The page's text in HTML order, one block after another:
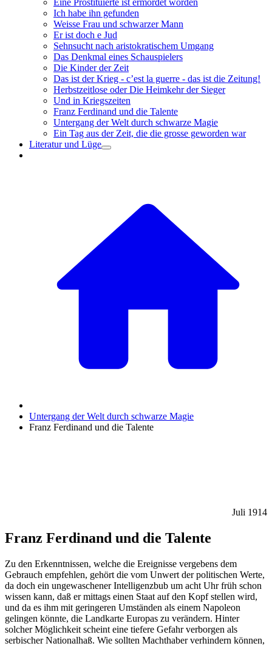
Eine Prostituierte ist ermordet worden
Ich habe ihn gefunden
Weisse Frau und schwarzer Mann
Er ist doch e Jud
Sehnsucht nach aristokratischem Umgang
Das Denkmal eines Schauspielers
Die Kinder der Zeit
Das ist der Krieg - c’est la guerre - das ist die Zeitung!
Herbstzeitlose oder Die Heimkehr der Sieger
Und in Kriegszeiten
Franz Ferdinand und die Talente
Untergang der Welt durch schwarze Magie
Ein Tag aus der Zeit, die die grosse geworden war
Literatur und Lüge
Untergang der Welt durch schwarze Magie
Franz Ferdinand und die Talente
Juli 1914
Franz Ferdinand und die Talente
Zu den Erkenntnissen, welche die Ereignisse vergebens dem
Gebrauch empfehlen, gehört die vom Unwert der politischen Werte,
da doch ein ungewaschener Intelligenzbub um acht Uhr früh schon
wissen kann, daß er mittags einen Staat auf den Kopf stellen wird,
und da es ihm mit geringeren Umständen als einem Napoleon
gelingen könnte, die Landkarte Europas zu verändern. Hinter
solcher Möglichkeit scheint eine tiefere Gefahr verborgen als
serbischer Nationalhaß. Wie sollten Machthaber verhindern können,